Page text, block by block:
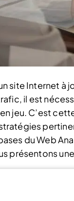
site Internet à
il est
jeu. C’est
du Web
présentons